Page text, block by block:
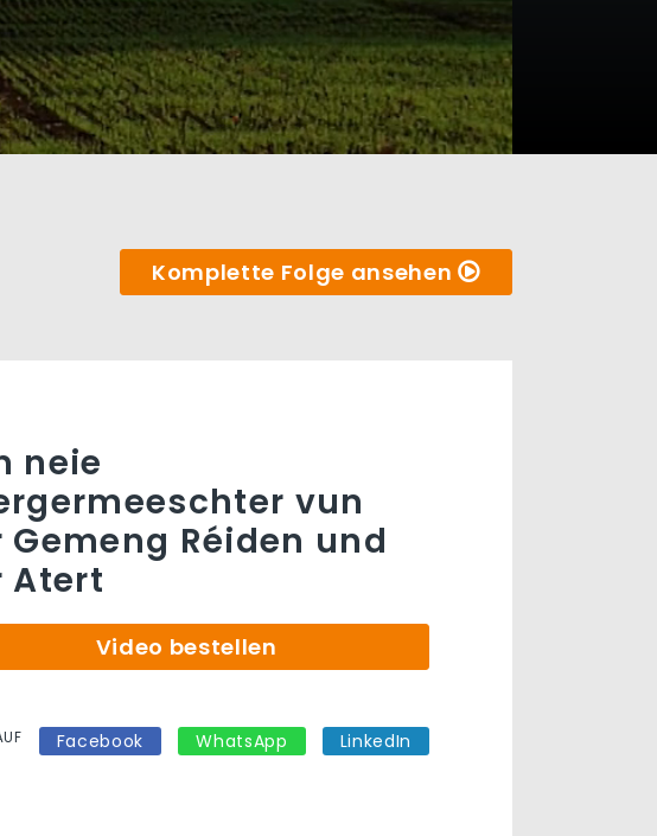
Komplette Folge ansehen
neie
vun
Gemeng Réiden und
Atert
Video bestellen
Facebook WhatsApp LinkedIn